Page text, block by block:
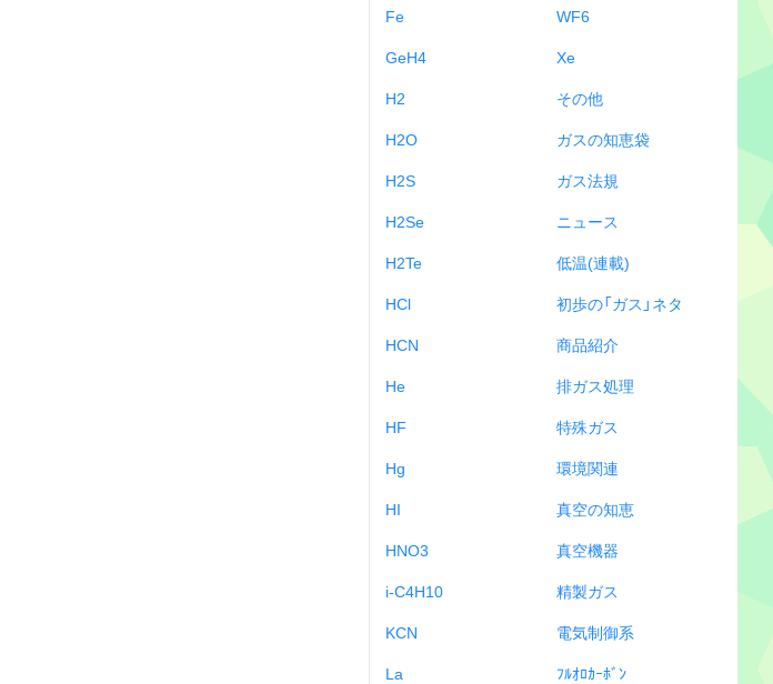
Fe
GeH4
H2
H2O
H2S
H2Se
H2Te
HCl
HCN
He
HF
Hg
HI
HNO3
i-C4H10
KCN
La
WF6
Xe
その他
ガスの知恵袋
ガス法規
ニュース
低温(連載)
初歩の「ガス」ネタ
商品紹介
排ガス処理
特殊ガス
環境関連
真空の知恵
真空機器
精製ガス
電気制御系
ﾌﾙｵﾛｶｰﾎﾞﾝ